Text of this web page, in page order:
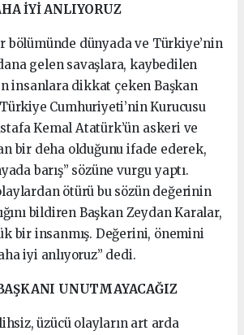
İYİ ANLIYORUZ
bölümünde dünyada ve Türkiye’nin
gelen savaşlara, kaybedilen
insanlara dikkat çeken Başkan
Cumhuriyeti’nin Kurucusu
Kemal Atatürk’ün askeri ve
bir deha olduğunu ifade ederek,
barış” sözüne vurgu yaptı.
ötürü bu sözün değerinin
bildiren Başkan Zeydan Karalar,
bir insanmış. Değerini, önemini
iyi anlıyoruz” dedi.
UNUTMAYACAĞIZ
üzücü olayların art arda